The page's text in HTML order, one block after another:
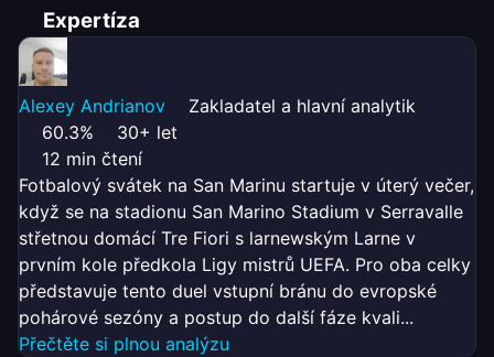
Expertíza
Alexey Andrianov
Zakladatel a hlavní analytik
60.3%
30+ let
12 min čtení
Fotbalový svátek na San Marinu startuje v úterý večer,
když se na stadionu San Marino Stadium v Serravalle
střetnou domácí Tre Fiori s larnewským Larne v
prvním kole předkola Ligy mistrů UEFA. Pro oba celky
představuje tento duel vstupní bránu do evropské
pohárové sezóny a postup do další fáze kvali...
Přečtěte si plnou analýzu